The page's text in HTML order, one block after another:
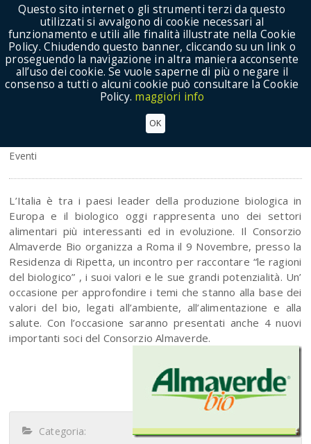
Show Menu
per raccontare “Le ragioni del biologico”
Eventi
L’Italia è tra i paesi leader della produzione biologica in
Europa e il biologico oggi rappresenta uno dei settori
alimentari più interessanti ed in evoluzione. Il Consorzio
Almaverde Bio organizza a Roma il 9 Novembre, presso la
Residenza di Ripetta, un incontro per raccontare “le ragioni
del biologico” , i suoi valori e le sue grandi potenzialità. Un’
occasione per approfondire i temi che stanno alla base dei
valori del bio, legati all’ambiente, all’alimentazione e alla
salute. Con l’occasione saranno presentati anche 4 nuovi
importanti soci del Consorzio Almaverde.
Categoria:
Questo sito internet o gli strumenti terzi da questo
utilizzati si avvalgono di cookie necessari al
funzionamento e utili alle finalità illustrate nella Cookie
Policy. Chiudendo questo banner, cliccando su un link o
proseguendo la navigazione in altra maniera acconsente
all’uso dei cookie. Se vuole saperne di più o negare il
consenso a tutti o alcuni cookie può consultare la Cookie
Policy. maggiori info
OK